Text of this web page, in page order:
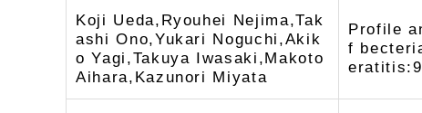
Koji Ueda,Ryouhei Nejima,Tak
ashi Ono,Yukari Noguchi,Akik
o Yagi,Takuya Iwasaki,Makoto
Aihara,Kazunori Miyata
Profile
f